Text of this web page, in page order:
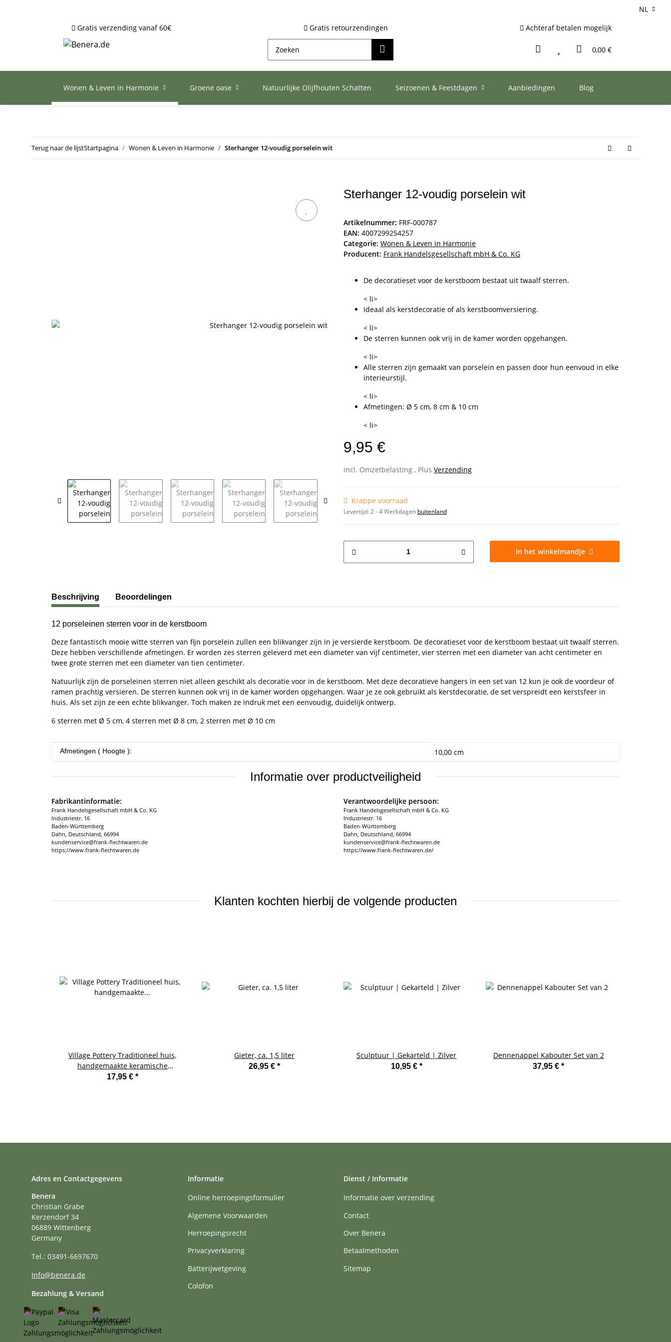
NL
Gratis verzending vanaf 60€
Gratis retourzendingen Achteraf betalen mogelijk
0,00 €
Wonen & Leven in Harmonie Groene oase Natuurlijke Olijfhouten Schatten Seizoenen & Feestdagen Aanbiedingen Blog
Terug naar de lijstStartpagina Wonen & Leven in Harmonie Sterhanger 12-voudig porselein wit
Sterhanger 12-voudig porselein wit
Artikelnummer: FRF-000787
EAN: 4007299254257
Categorie: Wonen & Leven in Harmonie
Producent: Frank Handelsgesellschaft mbH & Co. KG
De decoratieset voor de kerstboom bestaat uit twaalf sterren.
< li>
Ideaal als kerstdecoratie of als kerstboomversiering.
< li>
De sterren kunnen ook vrij in de kamer worden opgehangen.
< li>
Alle sterren zijn gemaakt van porselein en passen door hun eenvoud in elke
interieurstijl.
< li>
Afmetingen: Ø 5 cm, 8 cm & 10 cm
< li>
9,95 €
incl. Omzetbelasting , Plus Verzending
Krappe voorraad
Levertijd:2 - 4 Werkdagen buitenland
In het winkelmandje
#productDetails.showMoreTabs#
Beschrijving Beoordelingen
12 porseleinen sterren voor in de kerstboom
Deze fantastisch mooie witte sterren van fijn porselein zullen een blikvanger zijn in je versierde kerstboom. De decoratieset voor de kerstboom bestaat uit twaalf sterren.
Deze hebben verschillende afmetingen. Er worden zes sterren geleverd met een diameter van vijf centimeter, vier sterren met een diameter van acht centimeter en
twee grote sterren met een diameter van tien centimeter.
Natuurlijk zijn de porseleinen sterren niet alleen geschikt als decoratie voor in de kerstboom. Met deze decoratieve hangers in een set van 12 kun je ook de voordeur of
ramen prachtig versieren. De sterren kunnen ook vrij in de kamer worden opgehangen. Waar je ze ook gebruikt als kerstdecoratie, de set verspreidt een kerstsfeer in
huis. Als set zijn ze een echte blikvanger. Toch maken ze indruk met een eenvoudig, duidelijk ontwerp.
6 sterren met Ø 5 cm, 4 sterren met Ø 8 cm, 2 sterren met Ø 10 cm
#productDetails.itemInformation#
#productDetails.itemValue#
Afmetingen ( Hoogte ): 10,00 cm
Informatie over productveiligheid
Fabrikantinformatie:
Frank Handelsgesellschaft mbH & Co. KG
Industriestr. 16
Baden-Württemberg
Dahn, Deutschland, 66994
kundenservice@frank-flechtwaren.de
https://www.frank-flechtwaren.de
Verantwoordelijke persoon:
Frank Handelsgesellschaft mbH & Co. KG
Industriestr. 16
Baden-Württemberg
Dahn, Deutschland, 66994
kundenservice@frank-flechtwaren.de
https://www.frank-flechtwaren.de/
Klanten kochten hierbij de volgende producten
Village Pottery Traditioneel huis,
handgemaakte keramische
theelichthouder
17,95 € *
Gieter, ca. 1,5 liter
26,95 €*
Sculptuur | Gekarteld | Zilver
10,95 € *
Dennenappel Kabouter Set van 2
37,95 €*
Adres en Contactgegevens
Benera
Christian Grabe
Kerzendorf 34
06889 Wittenberg
Germany
Tel.: 03491-6697670
Info@benera.de
Bezahlung & Versand
Informatie
Online herroepingsformulier
Algemene Voorwaarden
Herroepingsrecht
Privacyverklaring
Batterijwetgeving
Colofon
Dienst / Informatie
Informatie over verzending
Contact
Over Benera
Betaalmethoden
Sitemap